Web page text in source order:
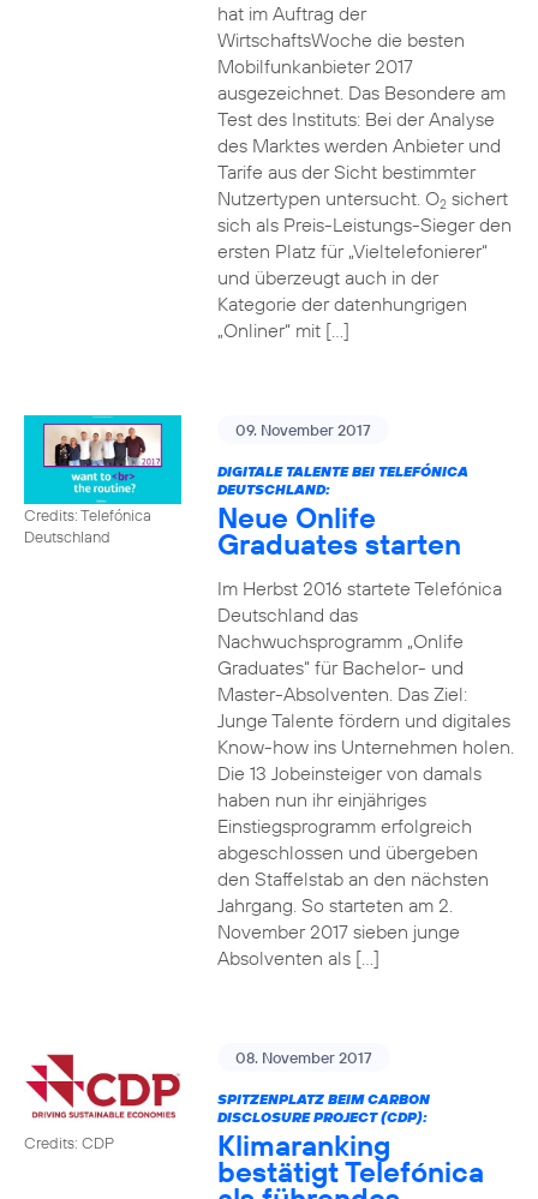
hat im Auftrag der
WirtschaftsWoche die besten
Mobilfunkanbieter 2017
ausgezeichnet. Das Besondere am
Test des Instituts: Bei der Analyse
des Marktes werden Anbieter und
Tarife aus der Sicht bestimmter
Nutzertypen untersucht. O2sichert
sich als Preis-Leistungs-Sieger den
ersten Platz für „Vieltelefonierer“
und überzeugt auch in der
Kategorie der datenhungrigen
„Onliner“ mit […]
Credits: Telefónica
Deutschland
09. November 2017
DIGITALE TALENTE BEI TELEFÓNICA
DEUTSCHLAND:
Neue Onlife
Graduates starten
Im Herbst 2016 startete Telefónica
Deutschland das
Nachwuchsprogramm „Onlife
Graduates“ für Bachelor- und
Master-Absolventen. Das Ziel:
Junge Talente fördern und digitales
Know-how ins Unternehmen holen.
Die 13 Jobeinsteiger von damals
haben nun ihr einjähriges
Einstiegsprogramm erfolgreich
abgeschlossen und übergeben
den Staffelstab an den nächsten
Jahrgang. So starteten am 2.
November 2017 sieben junge
Absolventen als […]
Credits: CDP
08. November 2017
SPITZENPLATZ BEIM CARBON
DISCLOSURE PROJECT (CDP):
Klimaranking
bestätigt Telefónica